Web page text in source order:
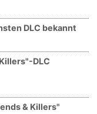
DLC bekannt
DLC
& Killers"